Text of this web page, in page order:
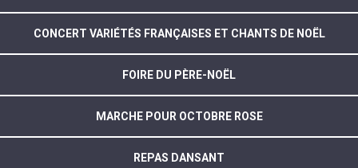
CONCERT VARIÉTÉS FRANÇAISES ET CHANTS DE NOËL
FOIRE DU PÈRE-NOËL
MARCHE POUR OCTOBRE ROSE
REPAS DANSANT